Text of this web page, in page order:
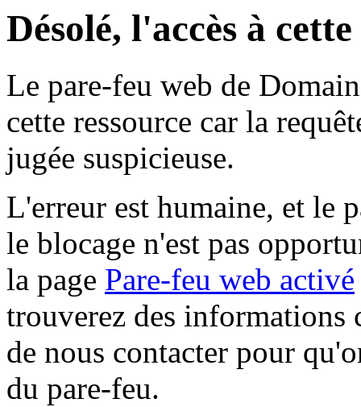
Désolé, l'accès à
Le pare-feu web de
cette ressource car la
jugée suspicieuse.
L'erreur est humaine, et le
le blocage n'est pas
la page Pare-feu web activé
trouverez des informations
de nous contacter pour
du pare-feu.